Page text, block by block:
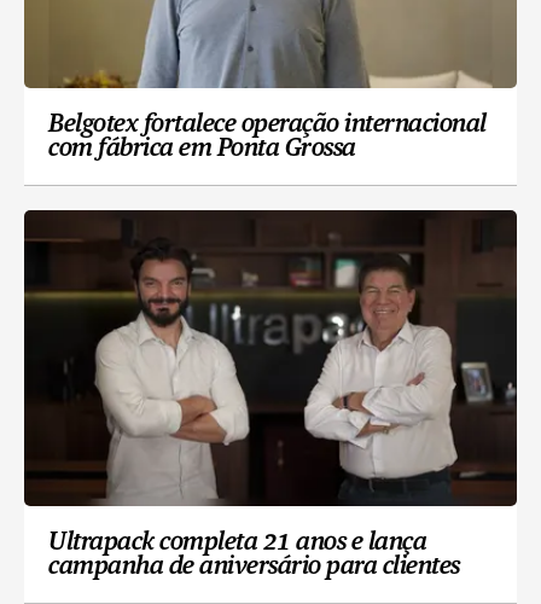
Belgotex fortalece operação internacional
com fábrica em Ponta Grossa
Ultrapack completa 21 anos e lança
campanha de aniversário para clientes